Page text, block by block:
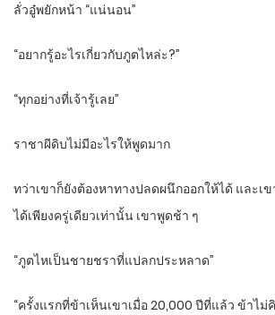
ลั่วอู๋พยักหน้า “แน่นอน”
“อยากรู้อะไรเกี่ยวกับภูตไหล่ะ?”
“ทุกอย่างที่เจ้ารู้เลย”
ราชาผีดิบไม่มีอะไรให้พูดมาก
ทว่าเขาก็ยังต้องหาทางปลดผนึกออกให้ได้ และ
ได้เพียงครู่เดียวเท่านั้น เขาพูดช้า ๆ
“ภูตไหเป็นชายชราที่แปลกประหลาด”
“ครั้งแรกที่ข้าเห็นเขาเมื่อ 20,000 ปีที่แล้ว ข้าไม่